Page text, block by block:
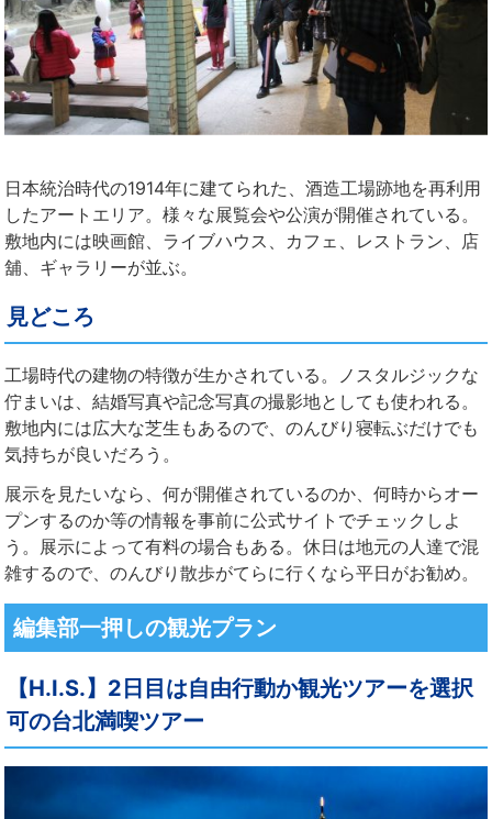
日本統治時代の1914年に建てられた、酒造工場跡地を再利用
したアートエリア。様々な展覧会や公演が開催されている。
敷地内には映画館、ライブハウス、カフェ、レストラン、店
舖、ギャラリーが並ぶ。
見どころ
工場時代の建物の特徴が生かされている。ノスタルジックな
佇まいは、結婚写真や記念写真の撮影地としても使われる。
敷地内には広大な芝生もあるので、のんびり寝転ぶだけでも
気持ちが良いだろう。
展示を見たいなら、何が開催されているのか、何時からオー
プンするのか等の情報を事前に公式サイトでチェックしよ
う。展示によって有料の場合もある。休日は地元の人達で混
雑するので、のんびり散歩がてらに行くなら平日がお勧め。
編集部一押しの観光プラン
【H.I.S.】2日目は自由行動か観光ツアーを選択
可の台北満喫ツアー